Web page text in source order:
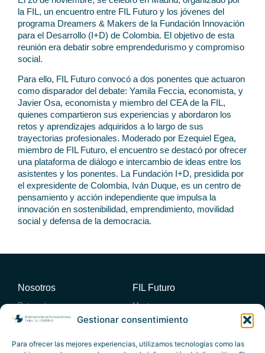
Gestionar consentimiento
Para ofrecer las mejores experiencias, utilizamos tecnologías como las
la FIL, un encuentro entre FIL Futuro y los jóvenes del
programa Dreamers & Makers de la Fundación Innovación
para el Desarrollo (I+D) de Colombia. El objetivo de esta
reunión era debatir sobre emprendedurismo y compromiso
social.
Para ello, FIL Futuro convocó a dos ponentes que actuaron
como disparador del debate: Yamila Feccia, economista, y
Javier Osa, economista y miembro del CEA de la FIL,
quienes compartieron sus experiencias y abordaron los
retos y aprendizajes adquiridos a lo largo de sus
trayectorias profesionales. Moderado por Ezequiel Egea,
miembro de FIL Futuro, el encuentro se destacó por ofrecer
una plataforma de diálogo e intercambio de ideas entre los
asistentes y los ponentes. La Fundación I+D, presidida por
el expresidente de Colombia, Iván Duque, es un centro de
pensamiento y acción independiente que impulsa la
innovación en sostenibilidad, emprendimiento, movilidad
social y defensa de la democracia.
Nosotros
Patronato
Consejo académico
Consejo Empresario Asesor
FIL Futuro
Mentores
Actividades Publicaciones